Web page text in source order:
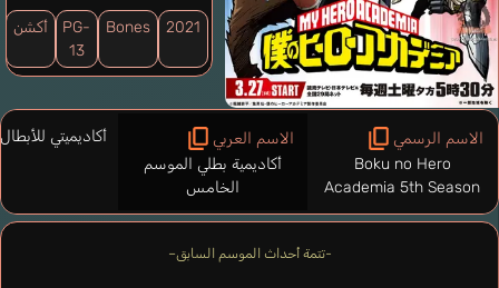
2021
Bones
PG-
13
أكشن
-تتمة أحداث الموسم السابق–
الاسم الرسمي
Boku no Hero
Academia 5th Season
الاسم العربي
أكاديمية بطلي الموسم
الخامس
أكاديميتي